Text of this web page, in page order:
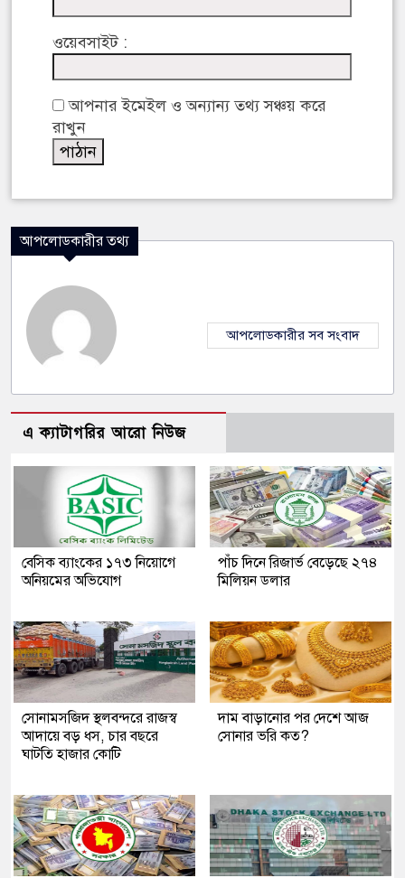
ওয়েবসাইট :
আপনার ইমেইল ও অন্যান্য তথ্য সঞ্চয় করে
রাখুন
আপলোডকারীর তথ্য
আপলোডকারীর সব সংবাদ
এ ক্যাটাগরির আরো নিউজ
বেসিক ব্যাংকের ১৭৩ নিয়োগে
অনিয়মের অভিযোগ
পাঁচ দিনে রিজার্ভ বেড়েছে ২৭৪
মিলিয়ন ডলার
সোনামসজিদ স্থলবন্দরে রাজস্ব
আদায়ে বড় ধস, চার বছরে
ঘাটতি হাজার কোটি
দাম বাড়ানোর পর দেশে আজ
সোনার ভরি কত?